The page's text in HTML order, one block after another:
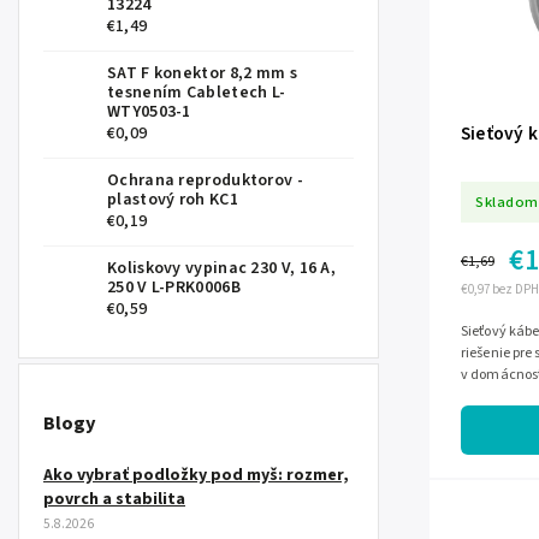
13224
€1,49
SAT F konektor 8,2 mm s
tesnením Cabletech L-
WTY0503-1
€0,09
Ochrana reproduktorov -
plastový roh KC1
€0,19
Koliskovy vypinac 230 V, 16 A,
250 V L-PRK0006B
€0,59
Blogy
Ako vybrať podložky pod myš: rozmer,
povrch a stabilita
5.8.2026
Sieťový
Skladom
€0,97 bez DPH
€1,69
Sieťový
riešenie
v